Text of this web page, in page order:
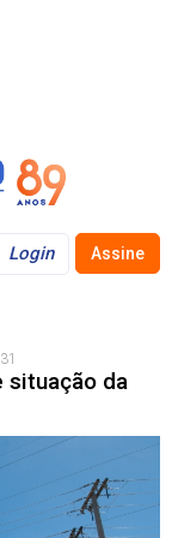
Login Assine
situação da